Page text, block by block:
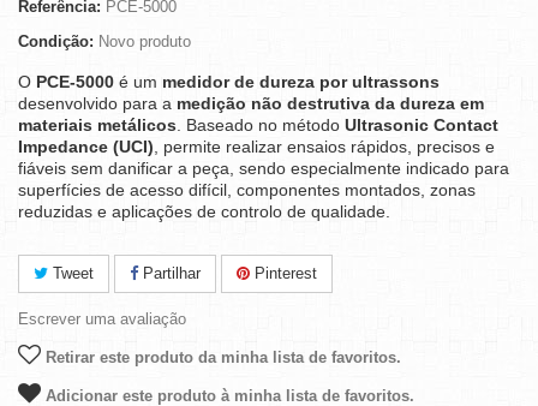
Referência: PCE-5000
Condição: Novo produto
O PCE-5000 é um medidor de dureza por ultrassons
desenvolvido para a medição não destrutiva da dureza em
materiais metálicos . Baseado no método Ultrasonic Contact
Impedance (UCI) , permite realizar ensaios rápidos, precisos e
fiáveis sem danificar a peça, sendo especialmente indicado para
superfícies de acesso difícil, componentes montados, zonas
reduzidas e aplicações de controlo de qualidade.
Tweet Partilhar Pinterest
Escrever uma avaliação
Retirar este produto da minha lista de favoritos.
Adicionar este produto à minha lista de favoritos.